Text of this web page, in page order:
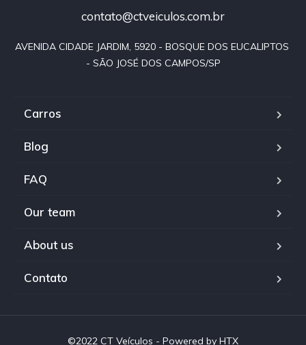
contato@ctveiculos.com.br
AVENIDA CIDADE JARDIM, 5920 - BOSQUE DOS EUCALIPTOS
- SÃO JOSÉ DOS CAMPOS/SP
Carros
Blog
FAQ
Our team
About us
Contato
©2022 CT Veículos - Powered by HTX